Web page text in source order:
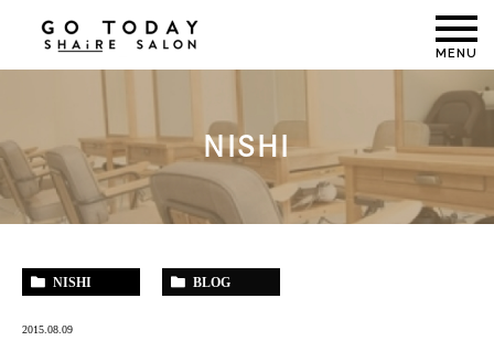
MENU
NISHI
NISHI BLOG
2015.08.09